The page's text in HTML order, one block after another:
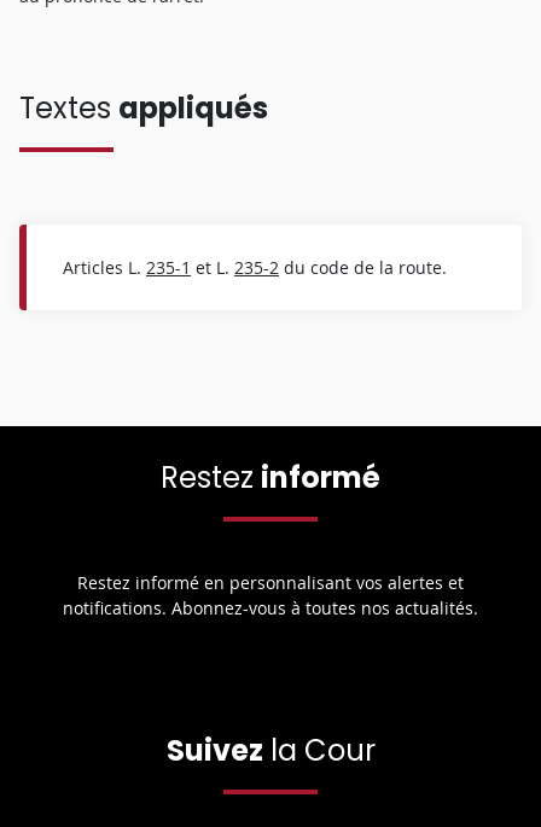
Textes appliqués
Articles L. 235-1 et L. 235-2 du code de la route.
Restez informé
Restez informé en personnalisant vos alertes et
notifications. Abonnez-vous à toutes nos actualités.
Suivez la Cour